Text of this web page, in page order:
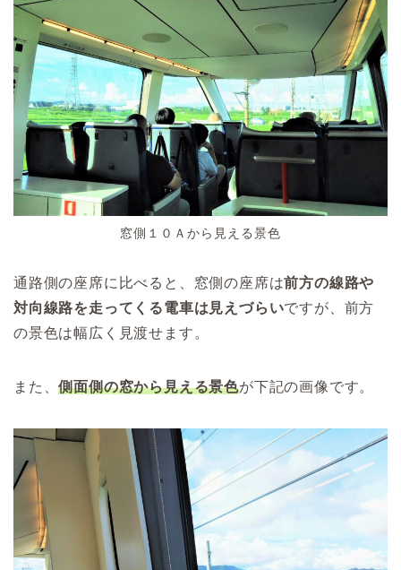
窓側１０Ａから見える景色
通路側の座席に比べると、窓側の座席は前方の線路や
対向線路を走ってくる電車は見えづらいですが、前方
の景色は幅広く見渡せます。
また、側面側の窓から見える景色が下記の画像です。